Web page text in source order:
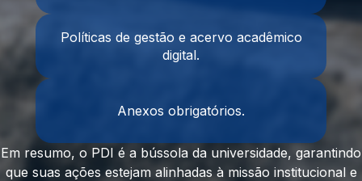
Políticas de gestão e acervo acadêmico
digital.
Anexos obrigatórios.
Em resumo, o PDI é a bússola da universidade, garantindo
que suas ações estejam alinhadas à missão institucional e